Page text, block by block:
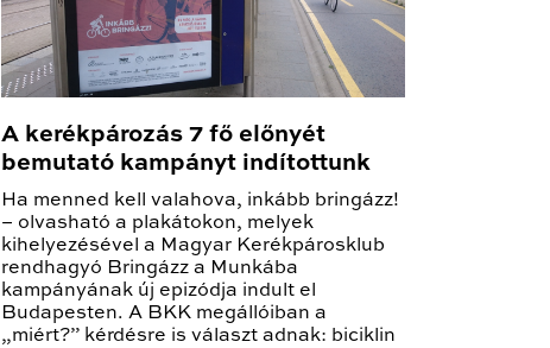
A kerékpározás 7 fő előnyét
bemutató kampányt indítottunk
Ha menned kell valahova, inkább bringázz!
– olvasható a plakátokon, melyek
kihelyezésével a Magyar Kerékpárosklub
rendhagyó Bringázz a Munkába
kampányának új epizódja indult el
Budapesten. A BKK megállóiban a
„miért?” kérdésre is választ adnak: biciklin